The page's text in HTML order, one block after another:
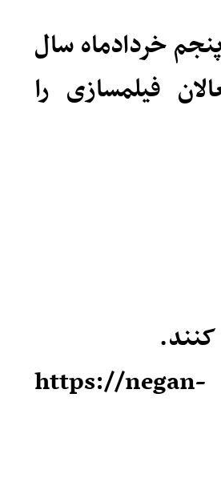
خردادماه سال
فیلمسازی را
کنند.
‎جهت کسب اطلاعات بیشتر به سایت https://negan-